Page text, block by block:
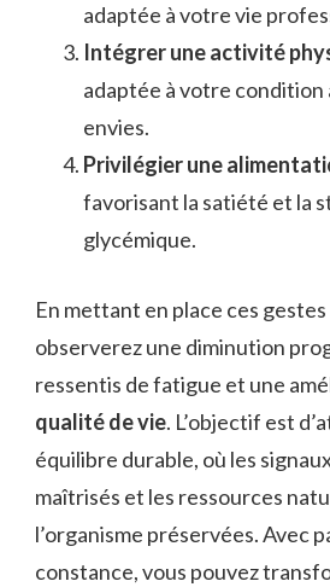
adaptée à votre vie
Intégrer une activité
adaptée à votre condition
envies.
Privilégier une
favorisant la satiété et la
glycémique.
En mettant en place ces gestes
observerez une diminution
ressentis de fatigue et une
qualité de vie. L’objectif est
équilibre durable, où les
maîtrisés et les ressources
l’organisme préservées. Avec
constance, vous pouvez